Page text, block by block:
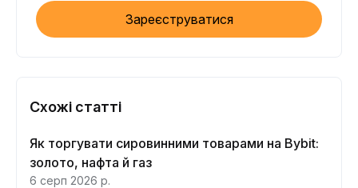
Зареєструватися
Схожі статті
Як торгувати сировинними товарами на Bybit:
золото, нафта й газ
6 серп 2026 р.